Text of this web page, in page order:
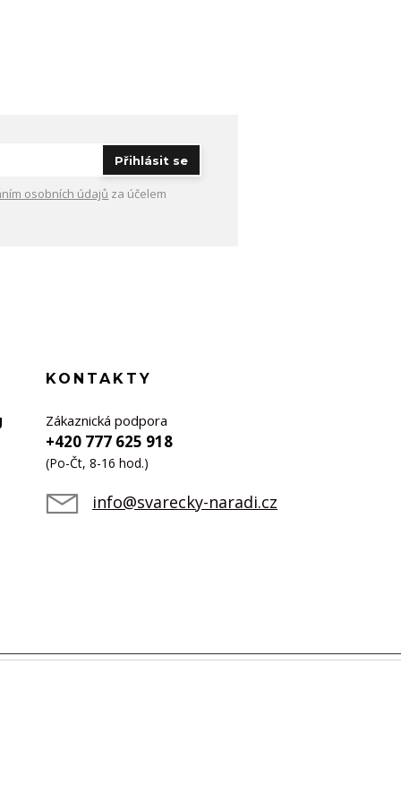
Přihlásit se
osobních údajů za účelem
KONTAKTY
Zákaznická podpora
+420 777 625 918
(Po-Čt, 8-16 hod.)
info@svarecky-naradi.cz